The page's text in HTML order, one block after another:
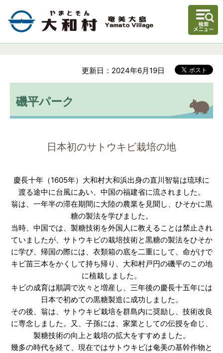
更新日：2024年6月19日
磯平パーク
日本初のサトウキビ栽培の地
慶長十年（1605年）大和村大和浜出身の直川智翁は琉球に
渡る途中に台風にあい、中国の福建省に流されました。
翁は、一年半の滞在期間に大陸の農業を見聞し、ひそかに黒
糖の製法を学びました。
当時、中国では、製糖技術を外国人に教えることは禁止され
ていましたが、サトウキビの栽培技術と黒糖の製法をひそか
に学び、帰国の際には、衣類箱の底を二重にして、命がけで
キビ苗三本をかくして持ち帰り、大和村戸円の磯平のこの地
に植栽しました。
キビの成育は順調で次々と増産し、三年後の慶長十五年には
日本で初めての黒糖製造に成功しました。
その後、翁は、サトウキビ栽培を群島内に奨励し、技術改良
に専念しました。又、子孫には、家業としての伝授を命じ、
製糖技術の向上と栽培の拡大をすすめました。
幾多の時代を経て、現在ではサトウキビは奄美の基幹作物と